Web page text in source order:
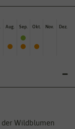
Aug. Sep. Okt. Nov. Dez.
Wildblumen